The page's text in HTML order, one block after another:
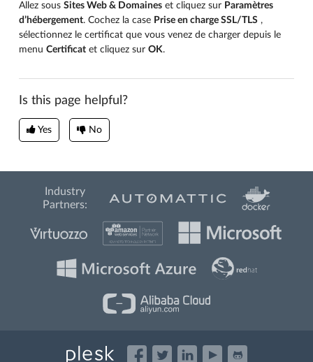
Allez sous Sites Web & Domaines et cliquez sur Paramètres
d’hébergement. Cochez la case Prise en charge SSL/TLS ,
sélectionnez le certificat que vous venez de charger depuis le
menu Certificat et cliquez sur OK.
Is this page helpful?
Yes No
Industry
Partners: